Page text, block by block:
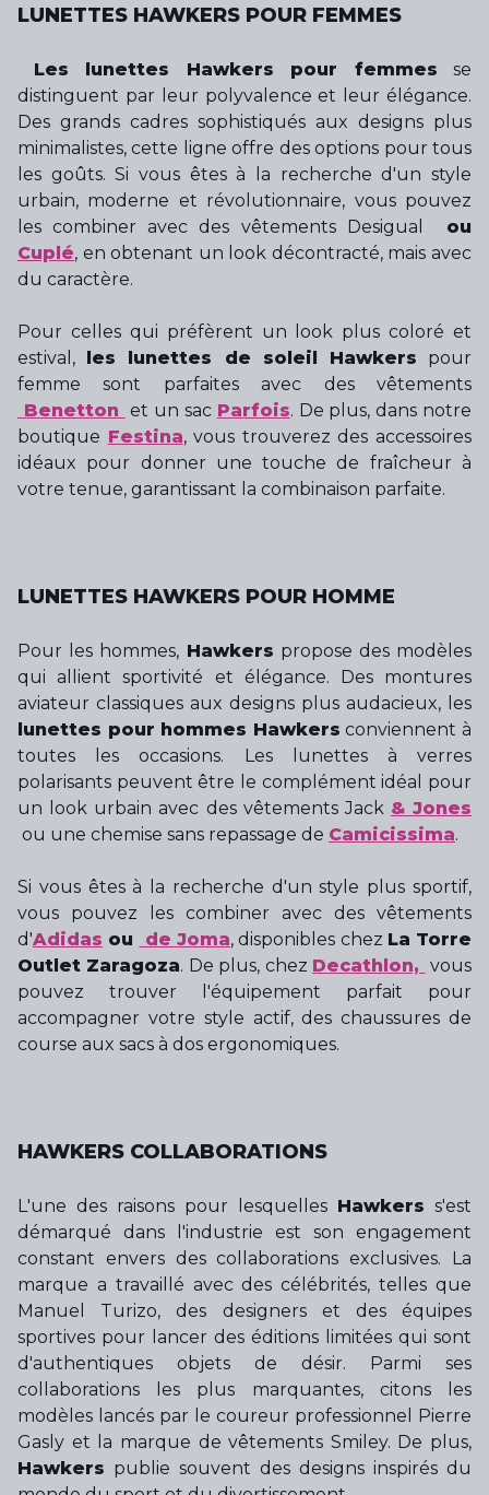
LUNETTES HAWKERS POUR FEMMES
Les lunettes Hawkers pour femmes se
distinguent par leur polyvalence et leur élégance.
Des grands cadres sophistiqués aux designs plus
minimalistes, cette ligne offre des options pour tous
les goûts. Si vous êtes à la recherche d'un style
urbain, moderne et révolutionnaire, vous pouvez
les combiner avec des vêtements Desigual
ou
Cuplé, en obtenant un look décontracté, mais avec
du caractère.
Pour celles qui préfèrent un look plus coloré et
estival, les lunettes de soleil Hawkers pour
femme sont parfaites avec des vêtements
Benetton et un sac Parfois. De plus, dans notre
boutique Festina, vous trouverez des accessoires
idéaux pour donner une touche de fraîcheur à
votre tenue, garantissant la combinaison parfaite.
LUNETTES HAWKERS POUR HOMME
Pour les hommes, Hawkers propose des modèles
qui allient sportivité et élégance. Des montures
aviateur classiques aux designs plus audacieux, les
lunettes pour hommes Hawkers conviennent à
toutes les occasions. Les lunettes à verres
polarisants peuvent être le complément idéal pour
un look urbain avec des vêtements Jack & Jones
ou une chemise sans repassage de Camicissima.
Si vous êtes à la recherche d'un style plus sportif,
vous pouvez les combiner avec des vêtements
d'Adidas ou de Joma, disponibles chez La Torre
Outlet Zaragoza. De plus, chez Decathlon, vous
pouvez trouver l'équipement parfait pour
accompagner votre style actif, des chaussures de
course aux sacs à dos ergonomiques.
HAWKERS COLLABORATIONS
L'une des raisons pour lesquelles Hawkers s'est
démarqué dans l'industrie est son engagement
constant envers des collaborations exclusives. La
marque a travaillé avec des célébrités, telles que
Manuel Turizo, des designers et des équipes
sportives pour lancer des éditions limitées qui sont
d'authentiques objets de désir. Parmi ses
collaborations les plus marquantes, citons les
modèles lancés par le coureur professionnel Pierre
Gasly et la marque de vêtements Smiley. De plus,
Hawkers publie souvent des designs inspirés du